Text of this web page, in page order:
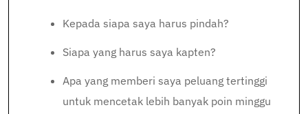
Kepada siapa saya harus pindah?
Siapa yang harus saya kapten?
Apa yang memberi saya peluang tertinggi
untuk mencetak lebih banyak poin minggu